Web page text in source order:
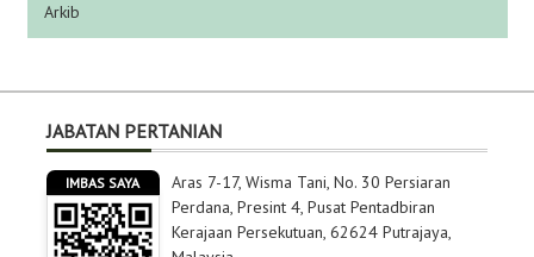
Arkib
JABATAN PERTANIAN
IMBAS SAYA
Aras 7-17, Wisma Tani, No. 30 Persiaran
Perdana, Presint 4, Pusat Pentadbiran
Kerajaan Persekutuan, 62624 Putrajaya,